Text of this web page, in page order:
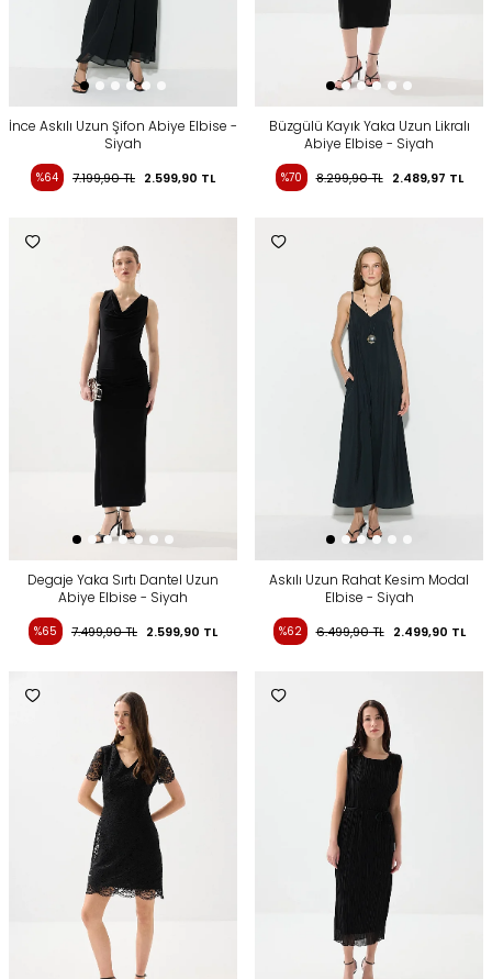
İnce Askılı Uzun Şifon Abiye Elbise -
Siyah
%64 7.199,90TL 2.599,90 TL
Büzgülü Kayık Yaka Uzun Likralı
Abiye Elbise - Siyah
%70 8.299,90TL 2.489,97 TL
Degaje Yaka Sırtı Dantel Uzun
Abiye Elbise - Siyah
%65 7.499,90TL 2.599,90 TL
Askılı Uzun Rahat Kesim Modal
Elbise - Siyah
%62 6.499,90TL 2.499,90 TL